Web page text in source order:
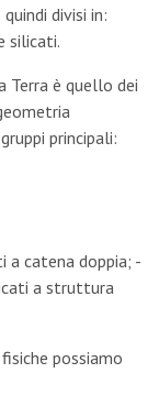
divisi in:
silicati.
Terra è quello dei
principali:
a catena doppia; -
a struttura
possiamo